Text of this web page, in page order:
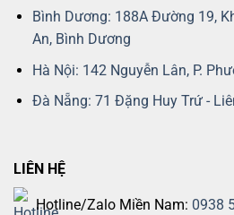
Bình Dương: 188A Đường 19,
An, Bình Dương
Hà Nội: 142 Nguyễn Lân, P.
Đà Nẵng: 71 Đặng Huy Trứ -
LIÊN HỆ
Hotline/Zalo Miền Nam: 0938